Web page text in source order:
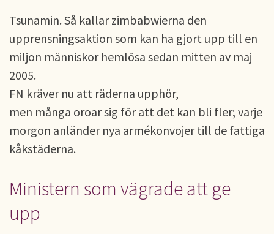
Tsunamin. Så kallar zimbabwierna den
upprensningsaktion som kan ha gjort upp till en
miljon människor hemlösa sedan mitten av maj
2005.
FN kräver nu att räderna upphör,
men många oroar sig för att det kan bli fler; varje
morgon anländer nya armékonvojer till de fattiga
kåkstäderna.
Ministern som vägrade att ge
upp